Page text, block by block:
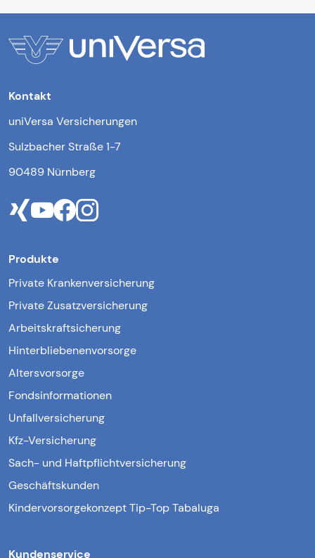
Kontakt
uniVersa Versicherungen
Sulzbacher Straße 1-7
90489 Nürnberg
Produkte
Private Krankenversicherung
Private Zusatzversicherung
Arbeitskraftsicherung
Hinterbliebenenvorsorge
Altersvorsorge
Fondsinformationen
Unfallversicherung
Kfz-Versicherung
Sach- und Haftpflichtversicherung
Geschäftskunden
Kindervorsorgekonzept Tip-Top Tabaluga
Kundenservice